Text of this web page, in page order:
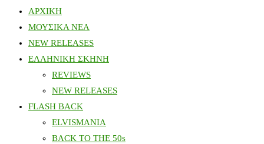
ΑΡΧΙΚΗ
ΜΟΥΣΙΚΑ ΝΕΑ
NEW RELEASES
ΕΛΛΗΝΙΚΗ ΣΚΗΝΗ
REVIEWS
NEW RELEASES
FLASH BACK
ELVISMANIA
BACK TO THE 50s